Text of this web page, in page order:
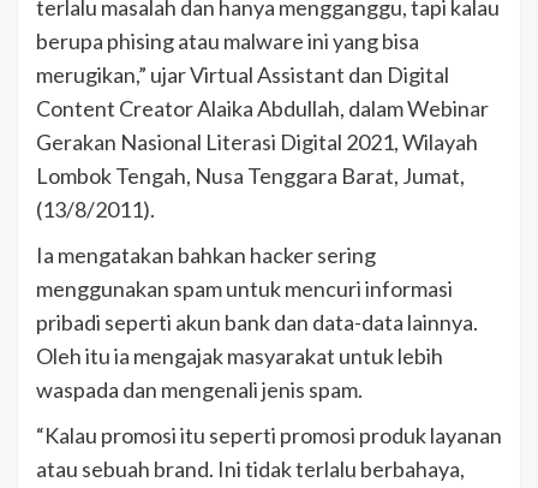
terlalu masalah dan hanya mengganggu, tapi kalau
berupa phising atau malware ini yang bisa
merugikan,” ujar Virtual Assistant dan Digital
Content Creator Alaika Abdullah, dalam Webinar
Gerakan Nasional Literasi Digital 2021, Wilayah
Lombok Tengah, Nusa Tenggara Barat, Jumat,
(13/8/2011).
Ia mengatakan bahkan hacker sering
menggunakan spam untuk mencuri informasi
pribadi seperti akun bank dan data-data lainnya.
Oleh itu ia mengajak masyarakat untuk lebih
waspada dan mengenali jenis spam.
“Kalau promosi itu seperti promosi produk layanan
atau sebuah brand. Ini tidak terlalu berbahaya,